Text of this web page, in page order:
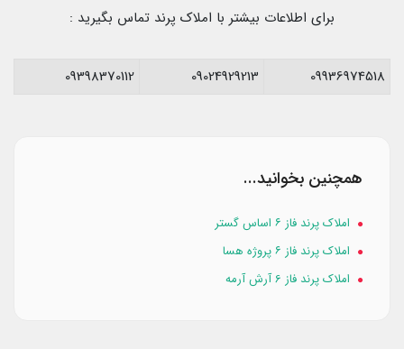
برای اطلاعات بیشتر با املاک پرند تماس بگیرید :
09936974518
09024929213
09398370112
همچنین بخوانید...
املاک پرند فاز ۶ اساس گستر
املاک پرند فاز ۶ پروژه هسا
املاک پرند فاز 6 آرش آرمه